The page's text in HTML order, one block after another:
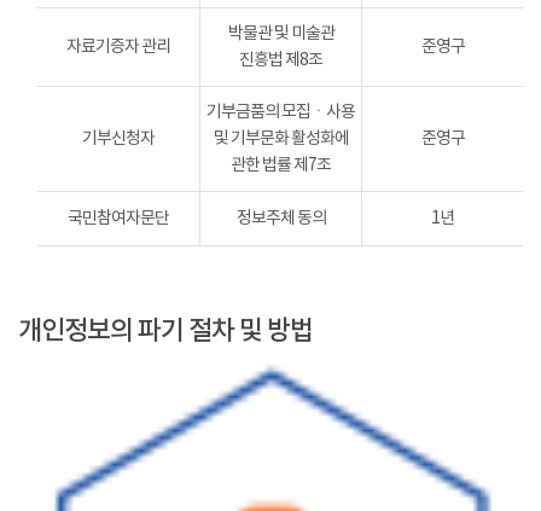
자료기증자 관리
박물관 및 미술관
진흥법 제8조
준영구
기부신청자
기부금품의 모집ㆍ사용
및 기부문화 활성화에
관한 법률 제7조
준영구
국민참여자문단 정보주체 동의 1년
개인정보의 파기 절차 및 방법